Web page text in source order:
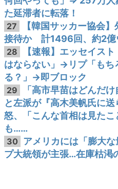
た延滞者に転落！
27
【韓国サッカー協会
接待か 計1496回、約2億
28
【速報】エッセイス
はならない」→リプ「もち
る？」→即ブロック
29
「高市早苗はどんだ
と左派が『高木美帆氏に
怒、「こんな首相は見た
も……
30 アメリカには「膨大
プ大統領が主張…在庫枯渇